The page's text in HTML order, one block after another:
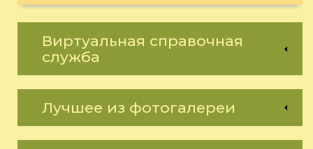
Виртуальная справочная
служба
Лучшее из фотогалереи